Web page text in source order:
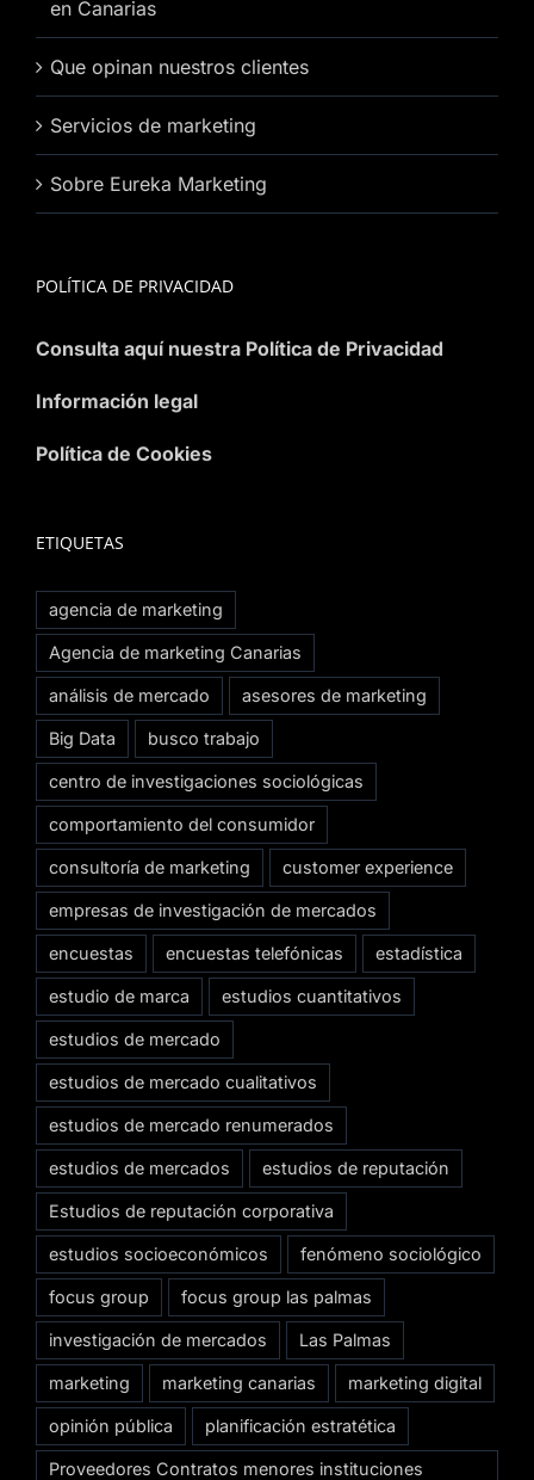
en Canarias
Que opinan nuestros clientes
Servicios de marketing
Sobre Eureka Marketing
POLÍTICA DE PRIVACIDAD
Consulta aquí nuestra Política de Privacidad
Información legal
Política de Cookies
ETIQUETAS
agencia de marketing
Agencia de marketing Canarias
análisis de mercado asesores de marketing
Big Data busco trabajo
centro de investigaciones sociológicas
comportamiento del consumidor
consultoría de marketing customer experience
empresas de investigación de mercados
encuestas encuestas telefónicas estadística
estudio de marca estudios cuantitativos
estudios de mercado
estudios de mercado cualitativos
estudios de mercado renumerados
estudios de mercados estudios de reputación
Estudios de reputación corporativa
estudios socioeconómicos fenómeno sociológico
focus group focus group las palmas
investigación de mercados Las Palmas
marketing marketing canarias marketing digital
opinión pública planificación estratética
Proveedores Contratos menores instituciones